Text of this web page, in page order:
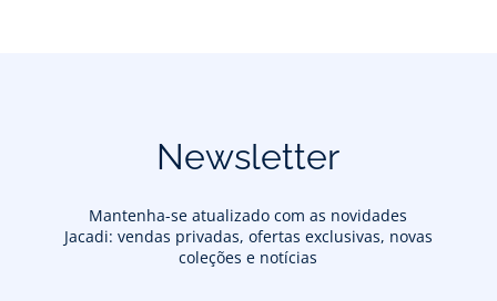
Newsletter
Mantenha-se atualizado com as novidades
Jacadi: vendas privadas, ofertas exclusivas, novas
coleções e notícias